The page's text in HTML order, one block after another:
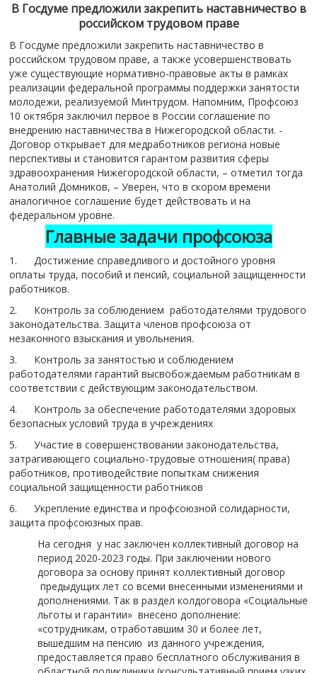
В Госдуме предложили закрепить наставничество в
российском трудовом праве
В Госдуме предложили закрепить наставничество в
российском трудовом праве, а также усовершенствовать
уже существующие нормативно-правовые акты в рамках
реализации федеральной программы поддержки занятости
молодежи, реализуемой Минтрудом. Напомним, Профсоюз
10 октября заключил первое в России соглашение по
внедрению наставничества в Нижегородской области. -
Договор открывает для медработников региона новые
перспективы и становится гарантом развития сферы
здравоохранения Нижегородской области, – отметил тогда
Анатолий Домников, – Уверен, что в скором времени
аналогичное соглашение будет действовать и на
федеральном уровне.
Главные задачи профсоюза
1. Достижение справедливого и достойного уровня
оплаты труда, пособий и пенсий, социальной защищенности
работников.
2. Контроль за соблюдением работодателями трудового
законодательства. Защита членов профсоюза от
незаконного взыскания и увольнения.
3. Контроль за занятостью и соблюдением
работодателями гарантий высвобождаемым работникам в
соответствии с действующим законодательством.
4. Контроль за обеспечение работодателями здоровых
безопасных условий труда в учреждениях
5. Участие в совершенствовании законодательства,
затрагивающего социально-трудовые отношения( права)
работников, противодействие попыткам снижения
социальной защищенности работников
6. Укрепление единства и профсоюзной солидарности,
защита профсоюзных прав.
На сегодня у нас заключен коллективный договор на
период 2020-2023 годы. При заключении нового
договора за основу принят коллективный договор
предыдущих лет со всеми внесенными изменениями и
дополнениями. Так в раздел колдоговора «Социальные
льготы и гарантии» внесено дополнение:
«сотрудникам, отработавшим 30 и более лет,
вышедшим на пенсию из данного учреждения,
предоставляется право бесплатного обслуживания в